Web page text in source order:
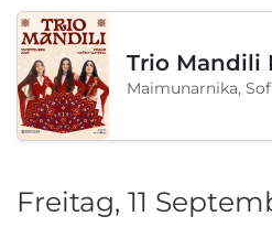
Maimunarnika,
Freitag, 11